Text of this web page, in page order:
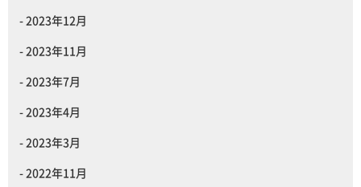
2023年12月
2023年11月
2023年7月
2023年4月
2023年3月
2022年11月